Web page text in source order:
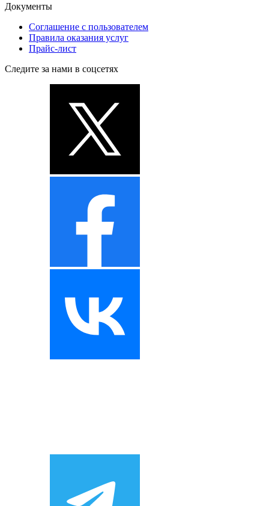
Документы
Соглашение с пользователем
Правила оказания услуг
Прайс-лист
Следите за нами в соцсетях